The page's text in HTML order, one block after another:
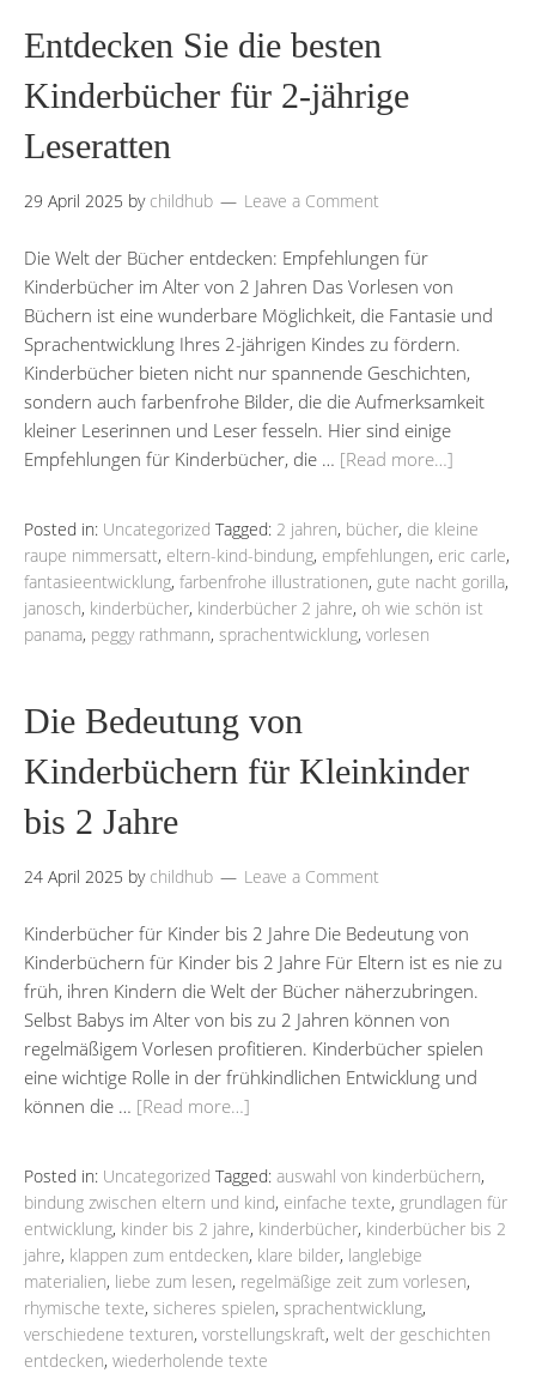
Entdecken Sie die besten
Kinderbücher für 2-jährige
Leseratten
29 April 2025 by childhub Leave a Comment
Die Welt der Bücher entdecken: Empfehlungen für
Kinderbücher im Alter von 2 Jahren Das Vorlesen von
Büchern ist eine wunderbare Möglichkeit, die Fantasie und
Sprachentwicklung Ihres 2-jährigen Kindes zu fördern.
Kinderbücher bieten nicht nur spannende Geschichten,
sondern auch farbenfrohe Bilder, die die Aufmerksamkeit
kleiner Leserinnen und Leser fesseln. Hier sind einige
Empfehlungen für Kinderbücher, die … [Read more…]
Posted in: Uncategorized Tagged: 2 jahren, bücher, die kleine
raupe nimmersatt, eltern-kind-bindung, empfehlungen, eric carle,
fantasieentwicklung, farbenfrohe illustrationen, gute nacht gorilla,
janosch, kinderbücher, kinderbücher 2 jahre, oh wie schön ist
panama, peggy rathmann, sprachentwicklung, vorlesen
Die Bedeutung von
Kinderbüchern für Kleinkinder
bis 2 Jahre
24 April 2025 by childhub Leave a Comment
Kinderbücher für Kinder bis 2 Jahre Die Bedeutung von
Kinderbüchern für Kinder bis 2 Jahre Für Eltern ist es nie zu
früh, ihren Kindern die Welt der Bücher näherzubringen.
Selbst Babys im Alter von bis zu 2 Jahren können von
regelmäßigem Vorlesen profitieren. Kinderbücher spielen
eine wichtige Rolle in der frühkindlichen Entwicklung und
können die … [Read more…]
Posted in: Uncategorized Tagged: auswahl von kinderbüchern,
bindung zwischen eltern und kind, einfache texte, grundlagen für
entwicklung, kinder bis 2 jahre, kinderbücher, kinderbücher bis 2
jahre, klappen zum entdecken, klare bilder, langlebige
materialien, liebe zum lesen, regelmäßige zeit zum vorlesen,
rhymische texte, sicheres spielen, sprachentwicklung,
verschiedene texturen, vorstellungskraft, welt der geschichten
entdecken, wiederholende texte